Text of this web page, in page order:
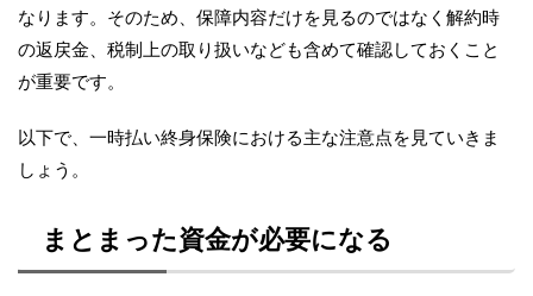
なります。そのため、保障内容だけを見るのではなく解約時
の返戻金、税制上の取り扱いなども含めて確認しておくこと
が重要です。
以下で、一時払い終身保険における主な注意点を見ていきま
しょう。
まとまった資金が必要になる